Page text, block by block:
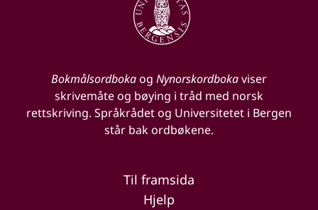
Bokmålsordbokaog Nynorskordbokaviser
skrivemåte og bøying i tråd med norsk
rettskriving. Språkrådet og Universitetet i Bergen
står bak ordbøkene.
Til framsida
Hjelp